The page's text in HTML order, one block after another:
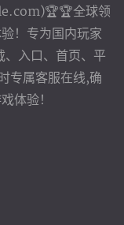
全球领
！专为国内玩家
入口、首页、平
专属客服在线,确
体验！